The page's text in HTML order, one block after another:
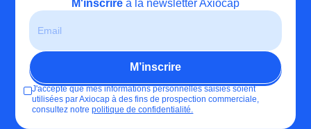
M'inscrire à la newsletter Axiocap
J'accepte que mes informations personnelles saisies soient
utilisées par Axiocap à des fins de prospection commerciale,
consultez notrepolitique de confidentialité.